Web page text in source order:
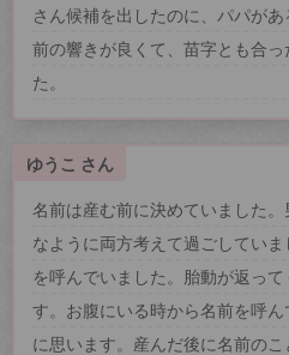
さん候補を出したのに、パパが
前の響きが良くて、苗字とも合
た。
ゆうこ さん
名前は産む前に決めていました
なように両方考えて過ごしてい
を呼んでいました。胎動が返っ
す。お腹にいる時から名前を呼
に思います。産んだ後に名前の